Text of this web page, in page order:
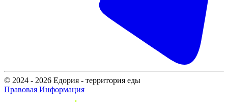
© 2024 - 2026 Едория - территория еды
Правовая Информация